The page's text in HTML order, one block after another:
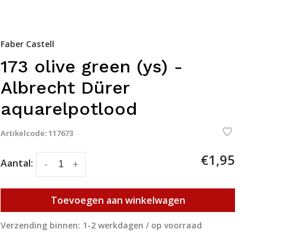
Faber Castell
173 olive green (ys) -
Albrecht Dürer
aquarelpotlood
Artikelcode:117673
Aantal: +
- €1,95
Toevoegen aan winkelwagen
Verzending binnen: 1-2 werkdagen / op voorraad